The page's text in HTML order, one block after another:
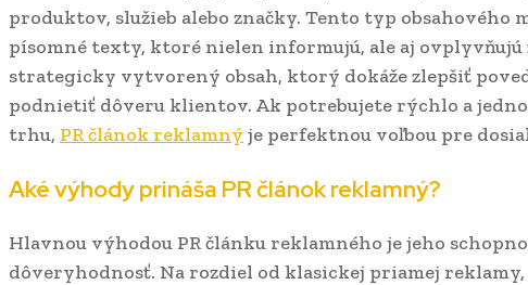
produktov, služieb alebo značky. Tento typ obsahového
písomné texty, ktoré nielen informujú, ale aj ovplyvňujú
strategicky vytvorený obsah, ktorý dokáže zlepšiť
podnietiť dôveru klientov. Ak potrebujete rýchlo a
trhu, PR článok reklamný je perfektnou voľbou pre
Aké výhody prináša PR článok reklamný?
Hlavnou výhodou PR článku reklamného je jeho
dôveryhodnosť. Na rozdiel od klasickej priamej